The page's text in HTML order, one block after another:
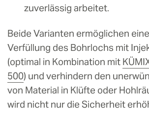
zuverlässig arbeitet.
Beide Varianten ermöglichen
Verfüllung des Bohrlochs mit
(optimal in Kombination mit
500) und verhindern den
von Material in Klüfte oder
wird nicht nur die Sicherheit